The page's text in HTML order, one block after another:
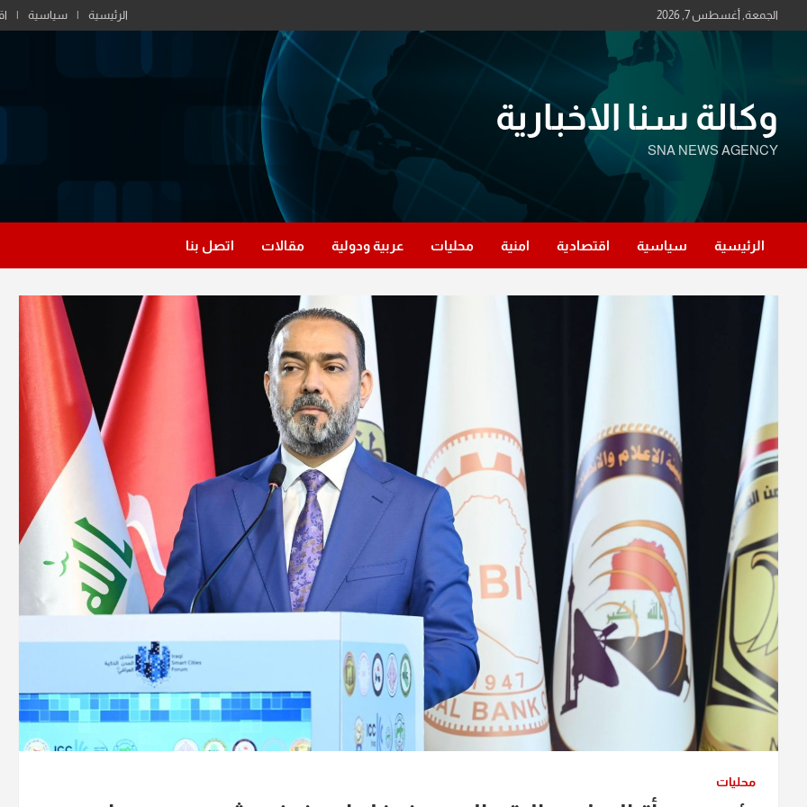
to
الجمعة, أغسطس 7, 2026 الرئيسية سياسية
وكالة سنا الاخبارية
SNA NEWS AGENCY
الرئيسية سياسية اقتصادية امنية محليات عربية ودولية مقالات اتصل بنا
محليات